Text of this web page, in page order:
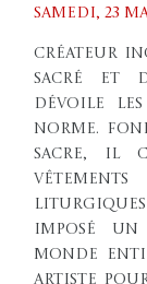
Samedi, 23
Créateur
sacré et
dévoile
norme.
Sacre, il
imposé
monde
artiste pour